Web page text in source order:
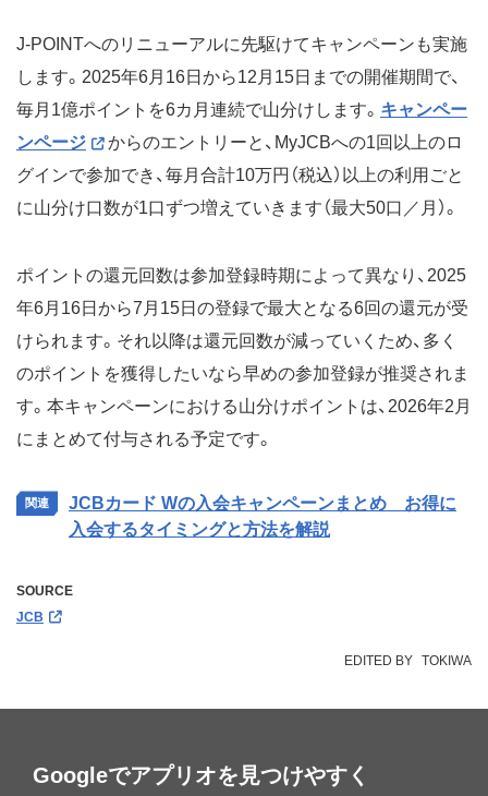
J-POINTへのリニューアルに先駆けてキャンペーンも実施
します。2025年6月16日から12月15日までの開催期間で、
毎月1億ポイントを6カ月連続で山分けします。 キャンペー
ンページ
からのエントリーと、MyJCBへの1回以上のロ
グインで参加でき、毎月合計10万円（税込）以上の利用ごと
に山分け口数が1口ずつ増えていきます（最大50口／月）。
ポイントの還元回数は参加登録時期によって異なり、2025
年6月16日から7月15日の登録で最大となる6回の還元が受
けられます。それ以降は還元回数が減っていくため、多く
のポイントを獲得したいなら早めの参加登録が推奨されま
す。本キャンペーンにおける山分けポイントは、2026年2月
にまとめて付与される予定です。
JCBカード Wの入会キャンペーンまとめ お得に
入会するタイミングと方法を解説
SOURCE
JCB
EDITED BY TOKIWA
Googleでアプリオを見つけやすく